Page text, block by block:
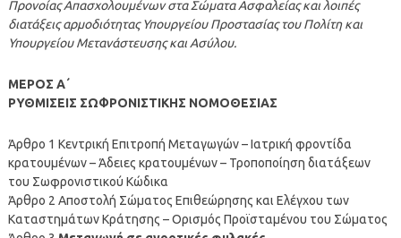
Προνοίας Απασχολουμένων στα Σώματα Ασφαλείας και λοιπές
διατάξεις αρμοδιότητας Υπουργείου Προστασίας του Πολίτη και
Υπουργείου Μετανάστευσης και Ασύλου.
ΜΕΡΟΣ Α΄
ΡΥΘΜΙΣΕΙΣ ΣΩΦΡΟΝΙΣΤΙΚΗΣ ΝΟΜΟΘΕΣΙΑΣ
Άρθρο 1 Κεντρική Επιτροπή Μεταγωγών – Ιατρική φροντίδα
κρατουμένων – Άδειες κρατουμένων – Τροποποίηση διατάξεων
του Σωφρονιστικού Κώδικα
Άρθρο 2 Αποστολή Σώματος Επιθεώρησης και Ελέγχου των
Καταστημάτων Κράτησης – Ορισμός Προϊσταμένου του Σώματος